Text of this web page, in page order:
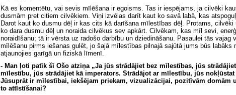
Kā es komentētu, vai sevis mīlēšana ir egoisms. Tas ir iespējams, ja cilvēki
dusmām pret citiem cilvēkiem. Viņi izvēlas darīt kaut ko savā labā, kas
Darot kaut ko dusmu dēļ ir kas cits kā darīšana mīlestības dēļ. Protams,
ko dara dusmu dēļ un noraida cilvēkus sev apkārt. Cilvēkam, kas mīl sevi,
noraidīšanu; tā ir vērsta uz radošo darbību un dziedināšanu. Pasaulei tās vajag
mīlēšanu pirms iešanas gulēt, jo šajā mīlestības pilnajā sajūtā jums būs
atjaunojies garīgā un fiziskā līmenī.
- Man ļoti patīk šī Ošo atziņa „Ja jūs strādājiet bez mīlestības, jūs
mīlestību, jūs strādājiet kā imperators. Strādājot ar mīlestību, jūs nokļūstat
Jūsuprāt ir mīlestībai, iekšējam priekam, vizualizācijai, pozitīvām domām
to attīstīšanai?